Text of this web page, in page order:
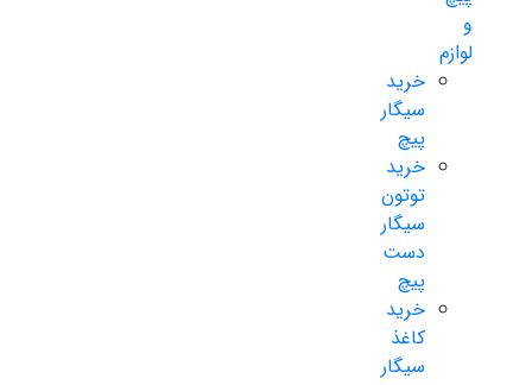
و
لوازم
خرید
سیگار
پیچ
خرید
توتون
سیگار
دست
پیچ
خرید
کاغذ
سیگار